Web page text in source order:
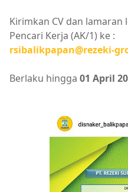
Kirimkan CV dan
Pencari Kerja (AK/1) ke :
rsibalikpapan@rezeki-
Berlaku hingga 01 April